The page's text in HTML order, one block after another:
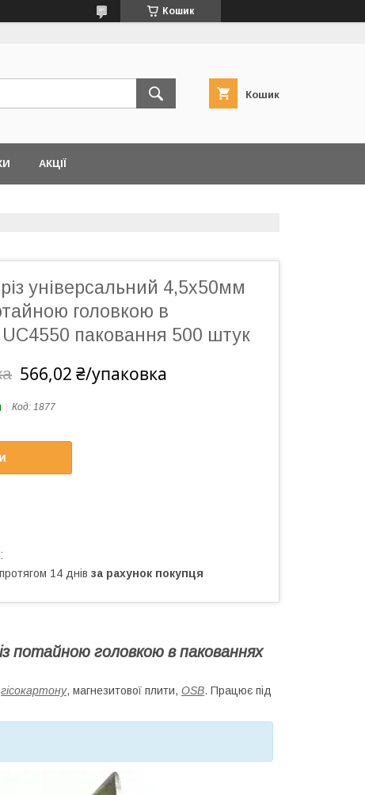
Кошик
Кошик
АКЦІЇ
універсальний 4,5х50мм
головкою в
паковання 500 штук
566,02 ₴/упаковка
Код: 1877
14 днів за рахунок покупця
потайною головкою в пакованнях
гісокартону, магнезитової плити, OSB. Працює під